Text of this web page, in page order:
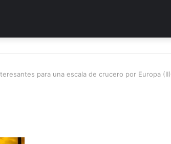
para una escala de crucero por Europa (II)